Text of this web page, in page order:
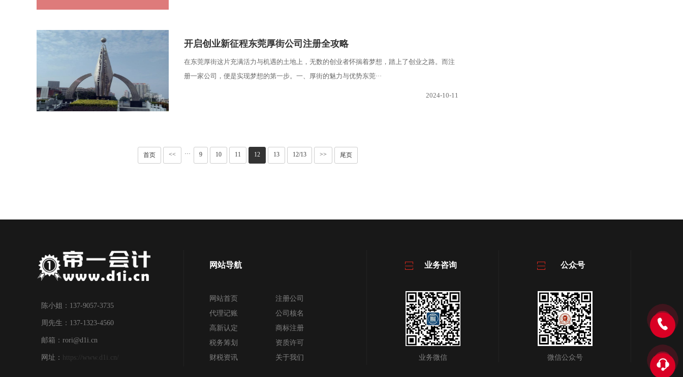
开启创业新征程东莞厚街公司注册全攻略
在东莞厚街这片充满活力与机遇的土地上，无数的创业者怀揣着梦想，踏上了创业之路。而注
册一家公司，便是实现梦想的第一步。一、厚街的魅力与优势东莞···
2024-10-11
首页 << ··· 9 10 11 12 13 12/13 >> 尾页
陈小姐：137-9057-3735
周先生：137-1323-4560
邮箱：rori@d1i.cn
网址： https://www.d1i.cn/
网站导航
网站首页
注册公司
代理记账
公司核名
高新认定
商标注册
税务筹划
资质许可
财税资讯
关于我们
业务咨询
业务微信
公众号
微信公众号